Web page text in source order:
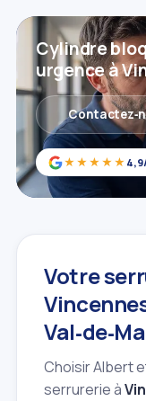
★★★★★
Cylindre
urgence à
Votre
Choisir Albert
serrurerie à